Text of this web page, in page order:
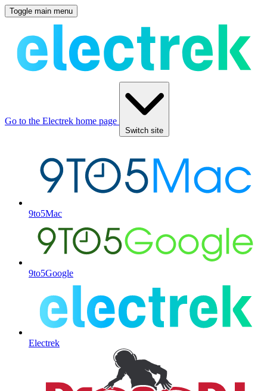
Toggle main menu
Go to the Electrek home page
Switch site
9to5Mac
9to5Google
Electrek